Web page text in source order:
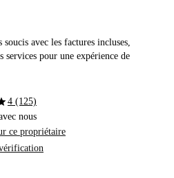
avec les factures incluses,
services pour une expérience de
4 (125)
nous
ce propriétaire